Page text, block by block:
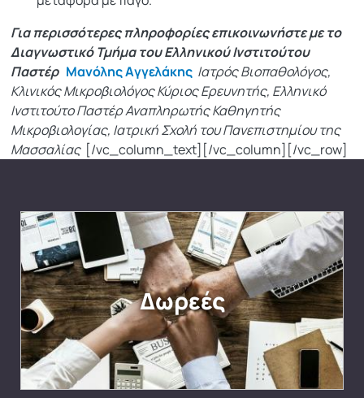
Για περισσότερες πληροφορίες επικοινωνήστε με το
Διαγνωστικό Τμήμα του Ελληνικού Ινστιτούτου
Παστέρ Μανόλης Aγγελάκης Ιατρός Βιοπαθολόγος,
Κλινικός ΜικροβιολόγοςΚύριος Ερευνητής, Ελληνικό
Ινστιτούτο ΠαστέρΑναπληρωτής Καθηγητής
Μικροβιολογίας, Ιατρική Σχολή του Πανεπιστημίου της
Μασσαλίας [/vc_column_text][/vc_column][/vc_row]
Δωρεές